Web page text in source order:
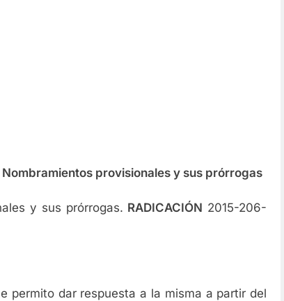
en la salud y la amistad
provisionales y sus prórrogas
y sus prórrogas. RADICACIÓN 2015-206-
permito dar respuesta a la misma a partir del